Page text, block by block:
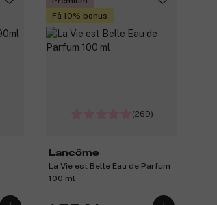
Få 10% bonus
(269)
Lancôme
La Vie est Belle Eau de Parfum
100 ml